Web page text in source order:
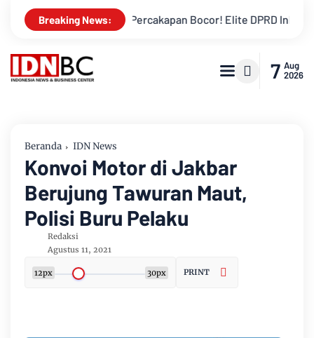
Breaking News:
Percakapan Bocor! Elite DPRD Inhil Diduga Bahas
7 Aug
2026
Beranda IDN News
Konvoi Motor di Jakbar
Berujung Tawuran Maut,
Polisi Buru Pelaku
Redaksi
Agustus 11, 2021
12px 30px PRINT